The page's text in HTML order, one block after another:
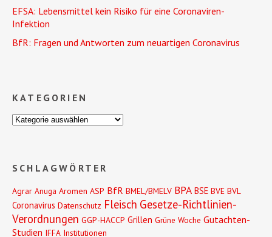
EFSA: Lebensmittel kein Risiko für eine Coronaviren-
Infektion
BfR: Fragen und Antworten zum neuartigen Coronavirus
KATEGORIEN
Kategorien
SCHLAGWÖRTER
Agrar Anuga Aromen ASP BfR BMEL/BMELV BPA BSE BVE BVL
Coronavirus Datenschutz Fleisch Gesetze-Richtlinien-
Verordnungen GGP-HACCP Grillen Grüne Woche Gutachten-
Studien IFFA Institutionen